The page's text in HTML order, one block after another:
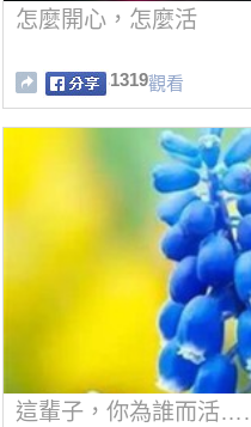
怎麼開心，怎麼活
1319觀看
這輩子，你為誰而活